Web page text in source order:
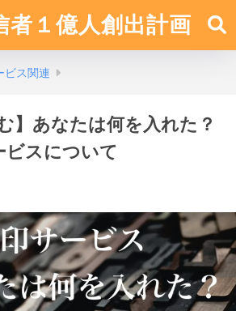
１億人創出計画
ビス関連
】あなたは何を入れた？
ビスについて